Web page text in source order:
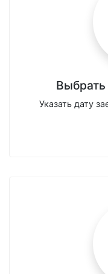
Выбрать
Указать дату